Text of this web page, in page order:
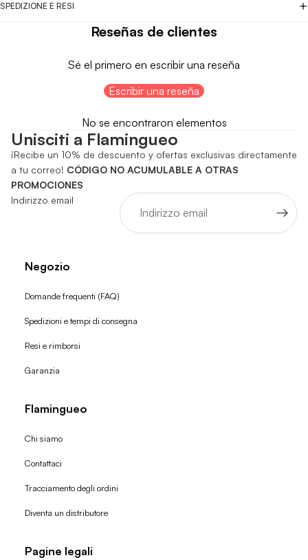
SPEDIZIONE E RESI
Reseñas de clientes
Sé el primero en escribir una reseña
Escribir una reseña
No se encontraron elementos
Unisciti a Flamingueo
¡Recibe un 10% de descuento y ofertas exclusivas directamente
a tu correo! CÓDIGO NO ACUMULABLE A OTRAS
PROMOCIONES
Indirizzo email
Negozio
Domande frequenti (FAQ)
Spedizioni e tempi di consegna
Resi e rimborsi
Garanzia
Flamingueo
Chi siamo
Contattaci
Tracciamento degli ordini
Diventa un distributore
Pagine legali